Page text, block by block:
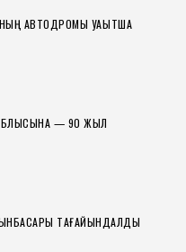
АВТОДРОМЫ УАҚЫТША
ОБЛЫСЫНА — 90 ЖЫЛ
ТАҒАЙЫНДАЛДЫ